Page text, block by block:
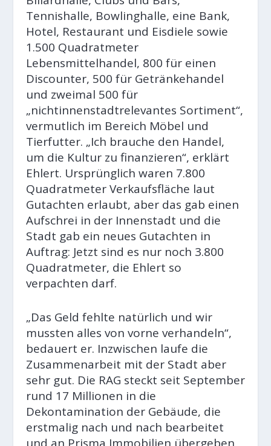
Tennishalle, Bowlinghalle, eine Bank,
Hotel, Restaurant und Eisdiele sowie
1.500 Quadratmeter
Lebensmittelhandel, 800 für einen
Discounter, 500 für Getränkehandel
und zweimal 500 für
„nichtinnenstadtrelevantes Sortiment“,
vermutlich im Bereich Möbel und
Tierfutter. „Ich brauche den Handel,
um die Kultur zu finanzieren“, erklärt
Ehlert. Ursprünglich waren 7.800
Quadratmeter Verkaufsfläche laut
Gutachten erlaubt, aber das gab einen
Aufschrei in der Innenstadt und die
Stadt gab ein neues Gutachten in
Auftrag: Jetzt sind es nur noch 3.800
Quadratmeter, die Ehlert so
verpachten darf.
„Das Geld fehlte natürlich und wir
mussten alles von vorne verhandeln“,
bedauert er. Inzwischen laufe die
Zusammenarbeit mit der Stadt aber
sehr gut. Die RAG steckt seit September
rund 17 Millionen in die
Dekontamination der Gebäude, die
erstmalig nach und nach bearbeitet